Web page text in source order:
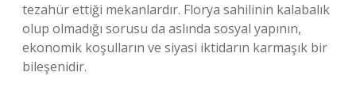
tezahür ettiği mekanlardır. Florya sahilinin kalabalık
olup olmadığı sorusu da aslında sosyal yapının,
ekonomik koşulların ve siyasi iktidarın karmaşık bir
bileşenidir.